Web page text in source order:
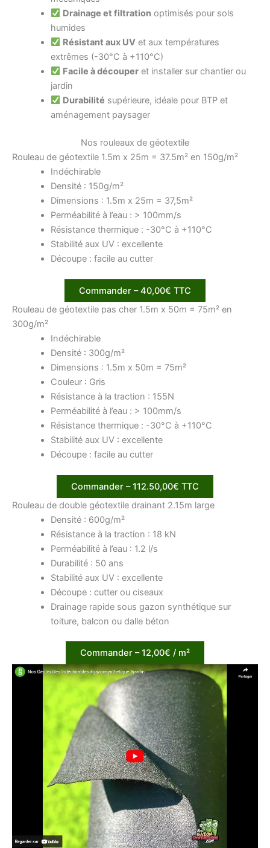
Drainage et filtration optimisés pour sols
humides
Résistant aux UV et aux températures
extrêmes (-30°C à +110°C)
Facile à découper et installer sur chantier ou
jardin
Durabilité supérieure, idéale pour BTP et
aménagement paysager
Nos rouleaux de géotextile
Rouleau de géotextile 1.5m x 25m = 37.5m² en 150g/m²
Indéchirable
Densité : 150g/m²
Dimensions : 1.5m x 25m = 37,5m²
Perméabilité à l’eau : > 100mm/s
Résistance thermique : -30°C à +110°C
Stabilité aux UV : excellente
Découpe : facile au cutter
Commander – 40,00€ TTC
Rouleau de géotextile pas cher 1.5m x 50m = 75m² en
300g/m²
Indéchirable
Densité : 300g/m²
Dimensions : 1.5m x 50m = 75m²
Couleur : Gris
Résistance à la traction : 155N
Perméabilité à l’eau : > 100mm/s
Résistance thermique : -30°C à +110°C
Stabilité aux UV : excellente
Découpe : facile au cutter
Commander – 112.50,00€ TTC
Rouleau de double géotextile drainant 2.15m large
Densité : 600g/m²
Résistance à la traction : 18 kN
Perméabilité à l’eau : 1.2 l/s
Durabilité : 50 ans
Stabilité aux UV : excellente
Découpe : cutter ou ciseaux
Drainage rapide sous gazon synthétique sur
toiture, balcon ou dalle béton
Commander – 12,00€ / m²